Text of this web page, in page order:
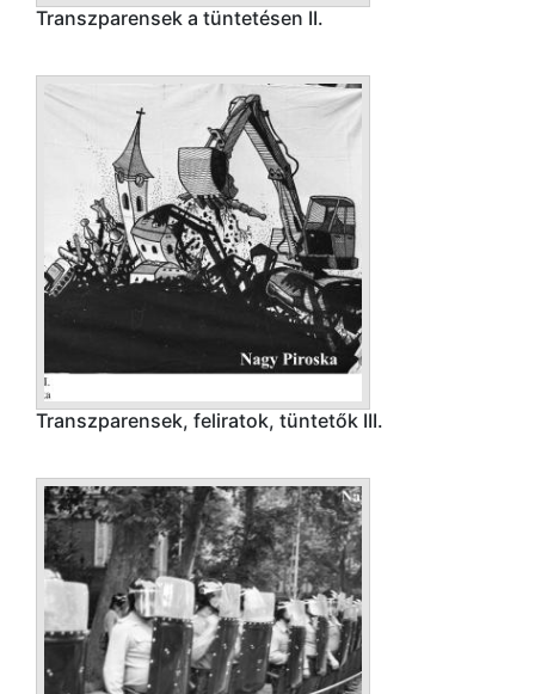
Transzparensek a tüntetésen II.
Transzparensek, feliratok, tüntetők III.